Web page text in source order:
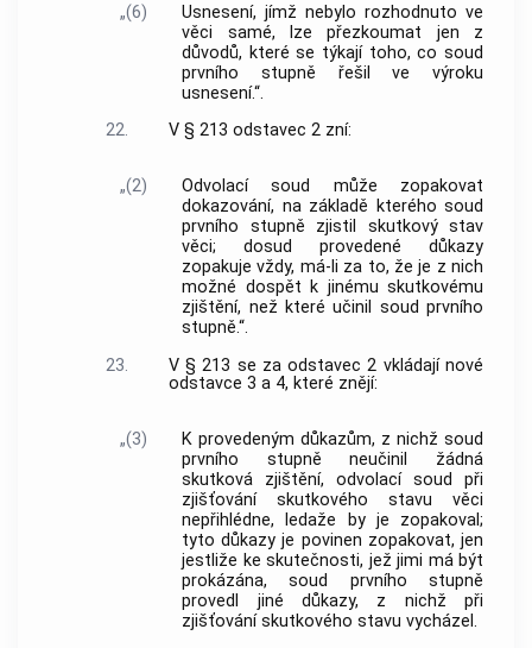
„(6)
Usnesení, jímž nebylo rozhodnuto ve
věci samé, lze přezkoumat jen z
důvodů, které se týkají toho, co soud
prvního stupně řešil ve výroku
usnesení.“.
22.
V § 213 odstavec 2 zní:
„(2)
Odvolací soud může zopakovat
dokazování, na základě kterého soud
prvního stupně zjistil skutkový stav
věci; dosud provedené důkazy
zopakuje vždy, má-li za to, že je z nich
možné dospět k jinému skutkovému
zjištění, než které učinil soud prvního
stupně.“.
23.
V § 213 se za odstavec 2 vkládají nové
odstavce 3 a 4, které znějí:
„(3)
K provedeným důkazům, z nichž soud
prvního stupně neučinil žádná
skutková zjištění, odvolací soud při
zjišťování skutkového stavu věci
nepřihlédne, ledaže by je zopakoval;
tyto důkazy je povinen zopakovat, jen
jestliže ke skutečnosti, jež jimi má být
prokázána, soud prvního stupně
provedl jiné důkazy, z nichž při
zjišťování skutkového stavu vycházel.